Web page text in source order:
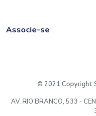
Associe-se
© 2021 Copyright
AV. RIO BRANCO, 533 -